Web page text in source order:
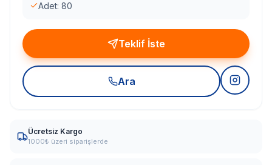
Adet: 80
Teklif İste
Ara
Ücretsiz Kargo
1000₺ üzeri siparişlerde